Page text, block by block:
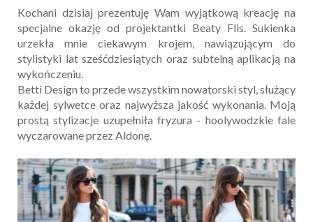
Kochani dzisiaj prezentuję Wam wyjątkową kreację na
specjalne okazję od projektantki Beaty Flis. Sukienka
urzekła mnie ciekawym krojem, nawiązującym do
stylistyki lat sześćdziesiątych oraz subtelną aplikacją na
wykończeniu.
Betti Design to przede wszystkim nowatorski styl, służący
każdej sylwetce oraz najwyższa jakość wykonania. Moją
prostą stylizacje uzupełniła fryzura - hoolywodzkie fale
wyczarowane przez Aldonę.